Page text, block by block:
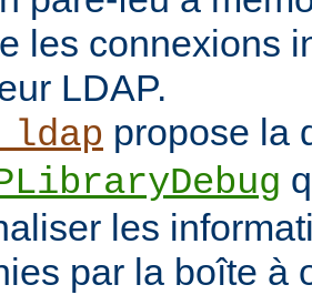
les connexions
LDAP.
propose la
les
par la boîte à